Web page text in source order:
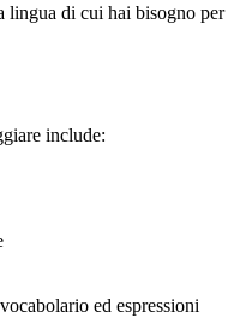
lingua di cui hai bisogno per
include:
ed espressioni